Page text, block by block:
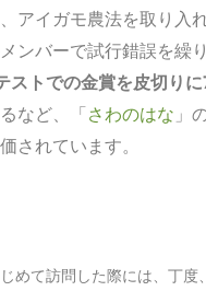
アイガモ農法を取り入れ
ンバーで試行錯誤を繰
トでの金賞を皮切り
など、「さわのはな 」
されています。
めて訪問した際には、丁度